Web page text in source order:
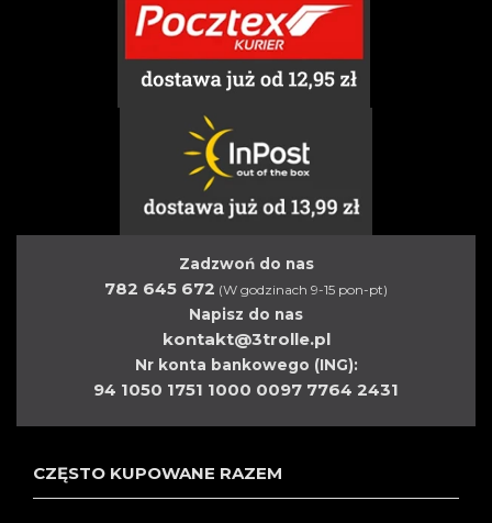
Zadzwoń do nas
782 645 672 (W godzinach 9-15 pon-pt)
Napisz do nas
kontakt@3trolle.pl
Nr konta bankowego (ING):
94 1050 1751 1000 0097 7764 2431
CZĘSTO KUPOWANE RAZEM